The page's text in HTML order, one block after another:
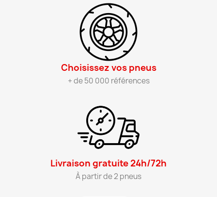
Choisissez vos pneus​
+ de 50 000 références
Livraison gratuite 24h/72h​
À partir de 2 pneus​